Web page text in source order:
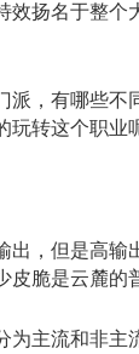
效扬名于整个
，有哪些不
玩转这个职业
，但是高输
脆是云麓的
主流和非主